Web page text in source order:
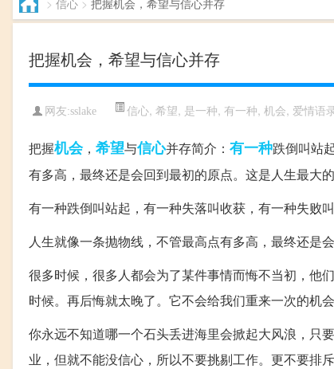
把握机会，希望与信心并存
网友:sslake 信心, 希望, 是一种, 有一种, 机会, 爱情语
把握机会， 希望与信心并存简介： 有一种跌倒叫站
有多高，最终还是会回到最初的原点。这是人生最大
有一种跌倒叫站起，有一种失落叫收获，有一种失败叫
人生就像一条抛物线，不管最高点有多高，最终还是
很多时候，很多人都会为了某件事情而悔不当初，他
时候。再后悔就太晚了。它不会给我们重来一次的机
你永远不知道哪一个石头丢进海里会掀起大风浪，只
业，但就不能没信心，所以不要挑剔工作。更不要排